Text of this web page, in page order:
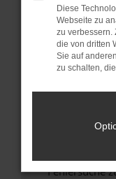
sind.
Veraltete
führen,
unterstützt
Wende dich
Wenn du
hast,
uns diesen
Fehlersuche
Diese
Webseite zu
zu verbessern.
die von dritten
Sie auf
zu schalten,